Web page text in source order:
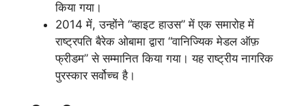
किया गया।
2014 में, उन्होंने “व्हाइट हाउस” में एक समारोह में
राष्ट्रपति बैरेक ओबामा द्वारा “वानिज्यिक मेडल ऑफ़
फ्रीडम” से सम्मानित किया गया। यह राष्ट्रीय नागरिक
पुरस्कार सर्वोच्च है।